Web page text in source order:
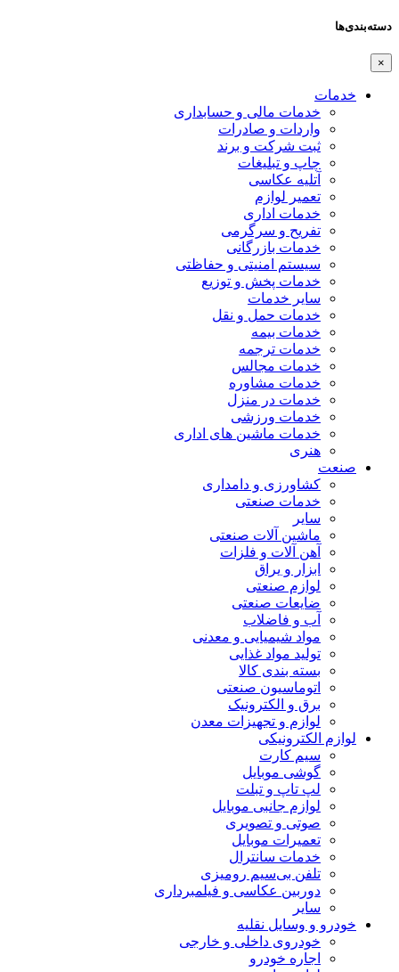
دسته‌بندی‌ها
×
خدمات
خدمات مالی و حسابداری
واردات و صادرات
ثبت شرکت و برند
چاپ و تبلیغات
آتلیه عکاسی
تعمیر لوازم
خدمات اداری
تفریح و سرگرمی
خدمات بازرگانی
سیستم امنیتی و حفاظتی
خدمات پخش و توزیع
سایر خدمات
خدمات حمل و نقل
خدمات بیمه
خدمات ترجمه
خدمات مجالس
خدمات مشاوره
خدمات در منزل
خدمات ورزشی
خدمات ماشین های اداری
هنری
صنعت
کشاورزی و دامداری
خدمات صنعتی
سایر
ماشین آلات صنعتی
آهن آلات و فلزات
ابزار و یراق
لوازم صنعتی
ضایعات صنعتی
آب و فاضلاب
مواد شیمیایی و معدنی
تولید مواد غذایی
بسته بندی کالا
اتوماسیون صنعتی
برق و الکترونیک
لوازم و تجهیزات معدن
لوازم الکترونیکی
سیم کارت
گوشی موبایل
لپ تاپ و تبلت
لوازم جانبی موبایل
صوتی و تصویری
تعمیرات موبایل
خدمات سانترال
تلفن بی‌سیم رومیزی
دوربین عکاسی و فیلمبرداری
سایر
خودرو و وسایل نقلیه
خودروی داخلی و خارجی
اجاره خودرو